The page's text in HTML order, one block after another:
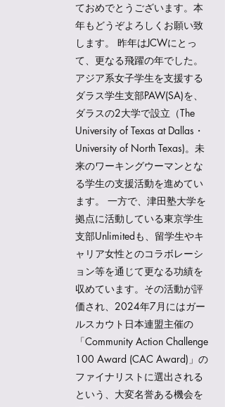
ておめでとうございます。本
年もどうぞよろしくお願い致
します。 昨年はJCWにとっ
て、更なる飛躍の年でした。
アジア系女子学生を支援する
ダラス学生支部PAW(SA)を、
ダラスの2大学で設立（The
University of Texas at Dallas・
University of North Texas)。未
来のワーキングウーマンとな
る学生の支援活動を進めてい
ます。 一方で、津田塾大学を
拠点に活動している東京学生
支部Unlimitedも、留学生やキ
ャリア女性とのコラボレーシ
ョン等を通じて更なる功績を
収めています。その活動が評
価され、2024年7月にはガー
ルスカウト日本連盟主催の
「Community Action Challenge
100 Award (CAC Award)」の
ファイナリストに選出される
という、大変名誉ある機会を